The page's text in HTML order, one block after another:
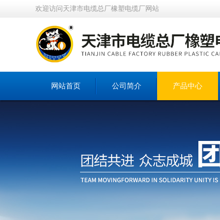
欢迎访问天津市电缆总厂橡塑电缆厂网站
网站首页 公司简介 产品中心